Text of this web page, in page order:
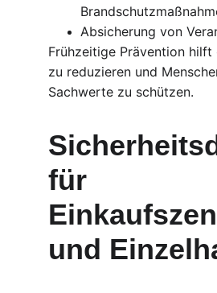
Absicherung von
Frühzeitige Prävention hilft
zu reduzieren und
Sachwerte zu schützen.
für
und